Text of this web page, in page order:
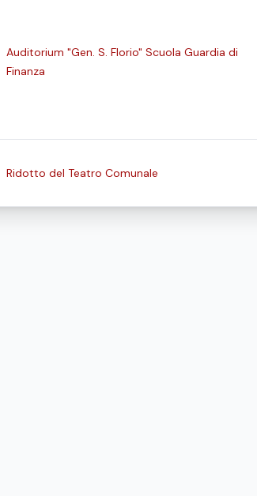
Auditorium "Gen. S. Florio" Scuola Guardia di
Finanza
Ridotto del Teatro Comunale